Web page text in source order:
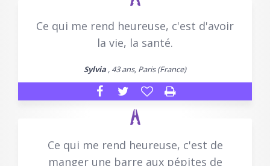
Ce qui me rend heureuse, c'est d'avoir
la vie, la santé.
Sylvia , 43 ans, Paris (France)
Ce qui me rend heureuse, c'est de
manger une barre aux pépites de